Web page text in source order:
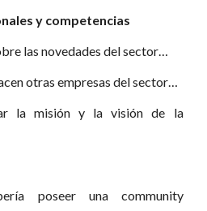
y competencias
las novedades del sector…
otras empresas del sector…
misión y la visión de la
poseer una community